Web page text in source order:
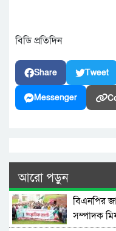
বিডি প্রতিদিন
Share Tweet
Messenger
আরো পড়ুন
বিএনপির
সম্পাদক